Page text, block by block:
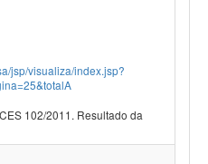
jsp/visualiza/index.jsp?
102/2011. Resultado da